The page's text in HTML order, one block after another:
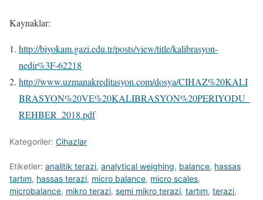
Kaynaklar:
http://biyokam.gazi.edu.tr/posts/view/title/kalibrasyon-
nedir%3F-62218
http://www.uzmanakreditasyon.com/dosya/CIHAZ%20KALI
BRASYON%20VE%20KALIBRASYON%20PERIYODU_
REHBER_2018.pdf
Kategoriler: Cihazlar
Etiketler: analitik terazi, analytical weighing, balance, hassas
tartım, hassas terazi, micro balance, micro scales,
microbalance, mikro terazi, semi mikro terazi, tartım, terazi,